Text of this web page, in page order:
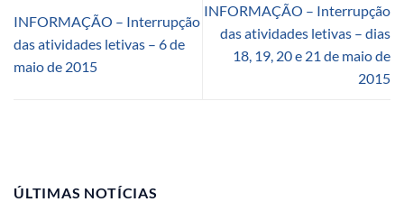
INFORMAÇÃO – Interrupção
das atividades letivas – 6 de
maio de 2015
INFORMAÇÃO – Interrupção
das atividades letivas – dias
18, 19, 20 e 21 de maio de
2015
ÚLTIMAS NOTÍCIAS